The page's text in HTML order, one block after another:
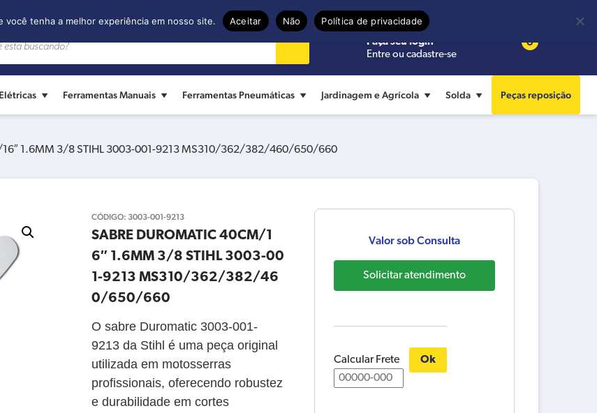
Precisa de ajuda?
Faça seu login
Entre ou cadastre-se
0
Ferramentas Manuais Ferramentas Pneumáticas Jardinagem e Agrícola Solda Peças reposição
16″ 1.6MM 3/8 STIHL 3003-001-9213 MS310/362/382/460/650/660
CÓDIGO: 3003-001-9213
SABRE DUROMATIC 40CM/1
6″ 1.6MM 3/8 STIHL 3003-00
1-9213 MS310/362/382/46
0/650/660
O sabre Duromatic 3003-001-
9213 da Stihl é uma peça original
utilizada em motosserras
profissionais, oferecendo robustez
e durabilidade em cortes
Valor sob Consulta
Solicitar atendimento
Calcular Frete Ok
você tenha a melhor experiência em nosso site. Aceitar Não Política de privacidade